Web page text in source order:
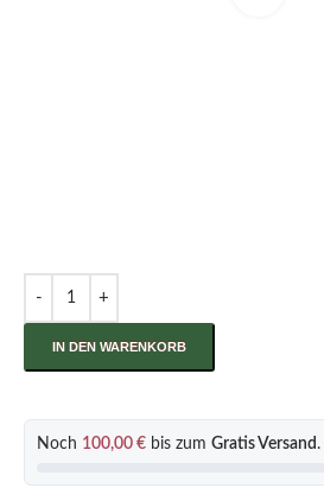
IN DEN WARENKORB
Noch 100,00 € bis zum Gratis Versand .